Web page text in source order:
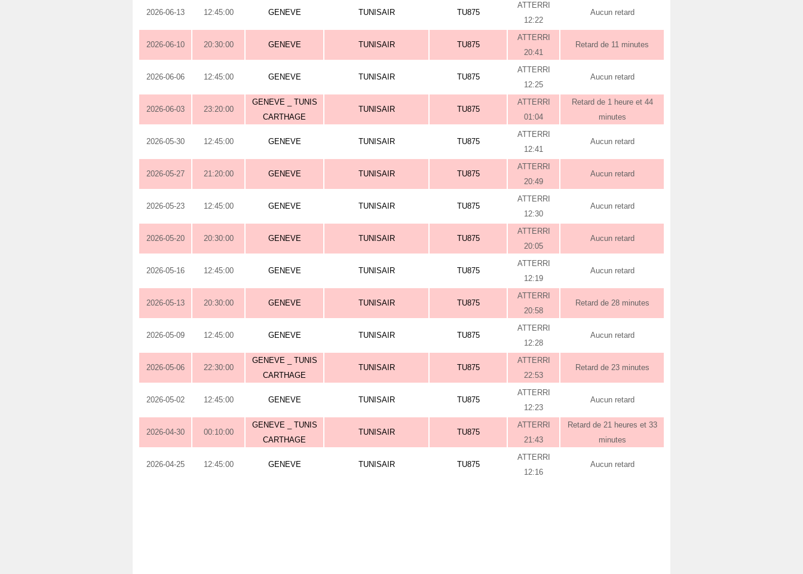
2026-06-13 12:45:00 GENEVE TUNISAIR TU875
ATTERRI
12:22
Aucun retard
2026-06-10 20:30:00 GENEVE TUNISAIR TU875
ATTERRI
20:41
Retard de 11 minutes
2026-06-06 12:45:00 GENEVE TUNISAIR TU875
ATTERRI
12:25
Aucun retard
2026-06-03 23:20:00
GENEVE _ TUNIS
CARTHAGE
TUNISAIR TU875
ATTERRI
01:04
Retard de 1 heure et 44
minutes
2026-05-30 12:45:00 GENEVE TUNISAIR TU875
ATTERRI
12:41
Aucun retard
2026-05-27 21:20:00 GENEVE TUNISAIR TU875
ATTERRI
20:49
Aucun retard
2026-05-23 12:45:00 GENEVE TUNISAIR TU875
ATTERRI
12:30
Aucun retard
2026-05-20 20:30:00 GENEVE TUNISAIR TU875
ATTERRI
20:05
Aucun retard
2026-05-16 12:45:00 GENEVE TUNISAIR TU875
ATTERRI
12:19
Aucun retard
2026-05-13 20:30:00 GENEVE TUNISAIR TU875
ATTERRI
20:58
Retard de 28 minutes
2026-05-09 12:45:00 GENEVE TUNISAIR TU875
ATTERRI
12:28
Aucun retard
2026-05-06 22:30:00
GENEVE _ TUNIS
CARTHAGE
TUNISAIR TU875
ATTERRI
22:53
Retard de 23 minutes
2026-05-02 12:45:00 GENEVE TUNISAIR TU875
ATTERRI
12:23
Aucun retard
2026-04-30 00:10:00
GENEVE _ TUNIS
CARTHAGE
TUNISAIR TU875
ATTERRI
21:43
Retard de 21 heures et 33
minutes
2026-04-25 12:45:00 GENEVE TUNISAIR TU875
ATTERRI
12:16
Aucun retard